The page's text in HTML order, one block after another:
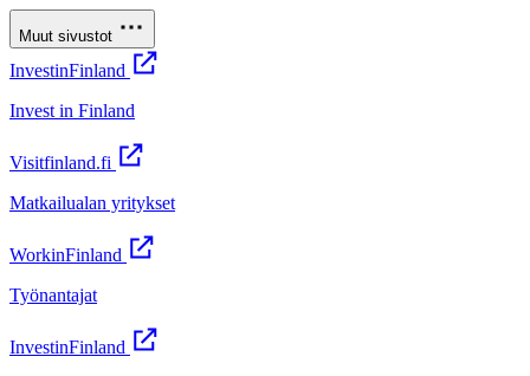
Muut sivustot
InvestinFinland
Invest in Finland
Visitfinland.fi
Matkailualan yritykset
WorkinFinland
Työnantajat
InvestinFinland